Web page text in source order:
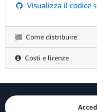
Visualizza il codice
Come distribuire
Costi e licenze